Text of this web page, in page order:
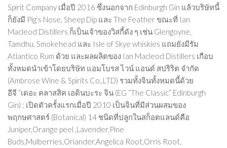
Spirit Company เมื่อปี 2016 ซึ่งนอกจาก Edinburgh Gin แล้วบริษัทนี้
ก็ยังมี Pig’s Nose, Sheep Dip และ The Feather ขณะที่ Ian
Macleod Distillers ก็เป็นเจ้าของวิสกี้ดัง ๆ เช่น Glengoyne,
Tamdhu, Smokehead และ Isle of Skye whiskies แถมยังมีรัม
Atlantico Rum ด้วย และผลผลิตของ Ian Macleod Distillers เกือบ
ทั้งหมดนำเข้าโดยบริษัท แอมโบรส ไวน์ แอนด์ สปริริต จำกัด
(Ambrose Wine & Spirits Co.,LTD) รวมทั้งจินทั้งหมดนี้ด้วย
อีจี “เดอะ คลาสสิค เอดินบะระ จิน (EG “The Classic” Edinburgh
Gin) : เปิดตัวครั้งแรกเมื่อปี 2010 เป็นจินที่มีส่วนผสมของ
พฤกษศาสตร์ (Botanical) 14 ชนิดที่ปลูกในสก็อตแลนด์คือ
Juniper,Orange peel ,Lavender,Pine
Buds,Mulberries,Oriander,Angelica Root,Orris Root,